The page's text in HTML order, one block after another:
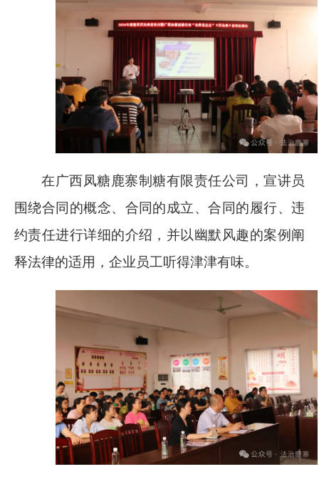
在广西凤糖鹿寨制糖有限责任公司，宣讲员
围绕合同的概念、合同的成立、合同的履行、违
约责任进行详细的介绍，并以幽默风趣的案例阐
释法律的适用，企业员工听得津津有味。